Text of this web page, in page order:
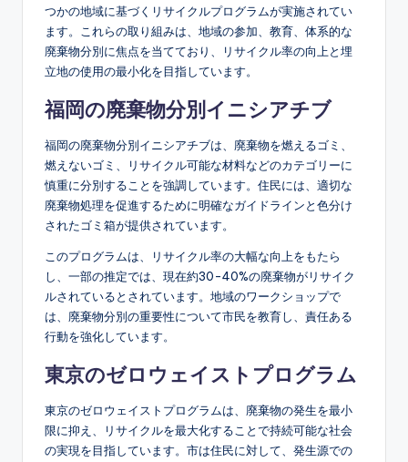
つかの地域に基づくリサイクルプログラムが実施されてい
ます。これらの取り組みは、地域の参加、教育、体系的な
廃棄物分別に焦点を当てており、リサイクル率の向上と埋
立地の使用の最小化を目指しています。
福岡の廃棄物分別イニシアチブ
福岡の廃棄物分別イニシアチブは、廃棄物を燃えるゴミ、
燃えないゴミ、リサイクル可能な材料などのカテゴリーに
慎重に分別することを強調しています。住民には、適切な
廃棄物処理を促進するために明確なガイドラインと色分け
されたゴミ箱が提供されています。
このプログラムは、リサイクル率の大幅な向上をもたら
し、一部の推定では、現在約30-40%の廃棄物がリサイク
ルされているとされています。地域のワークショップで
は、廃棄物分別の重要性について市民を教育し、責任ある
行動を強化しています。
東京のゼロウェイストプログラム
東京のゼロウェイストプログラムは、廃棄物の発生を最小
限に抑え、リサイクルを最大化することで持続可能な社会
の実現を目指しています。市は住民に対して、発生源での